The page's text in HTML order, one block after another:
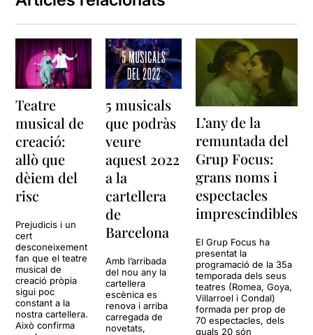
format imprescindible,
perquè no seria fidel als
meus principis.
Què hi ha gent molt vàlida
dins aquesta companyia,
n’hi ha.
Què hi ha gent que canta
molt bé, n’hi ha.
Com costa fer una
recomanació quan allò que
veus no és el que esperaves.
La valoració és diferent si el
que estem valorant és un
treball presentat com
espectacle en programació,
a que es presenti com a
Teatre
musical de
creació:
allò que
dèiem del
risc
Prejudicis i un
cert
desconeixement
fan que el teatre
musical de
creació pròpia
sigui poc
constant a la
nostra cartellera.
Això confirma
5 musicals
que podràs
veure
aquest 2022
a la
cartellera
de
Barcelona
Amb l’arribada
del nou any la
cartellera
escènica es
renova i arriba
carregada de
novetats,
L’any de la
remuntada del
Grup Focus:
grans noms i
espectacles
imprescindibles
El Grup Focus ha
presentat la
programació de la 35a
temporada dels seus
teatres (Romea, Goya,
Villarroel i Condal)
formada per prop de
70 espectacles, dels
quals 20 són